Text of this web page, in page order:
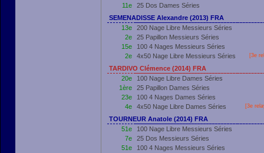
11e
25 Dos Dames Séries
SEMENADISSE Alexandre (2013) FRA
13e
200 Nage Libre Messieurs Séries
2e
25 Papillon Messieurs Séries
15e
100 4 Nages Messieurs Séries
2e
4x50 Nage Libre Messieurs Séries [3e
TARDIVO Clémence (2014) FRA
20e
100 Nage Libre Dames Séries
1ère
25 Papillon Dames Séries
23e
100 4 Nages Dames Séries
4e
4x50 Nage Libre Dames Séries [3e
TOURNEUR Anatole (2014) FRA
51e
100 Nage Libre Messieurs Séries
7e
25 Dos Messieurs Séries
51e
100 4 Nages Messieurs Séries